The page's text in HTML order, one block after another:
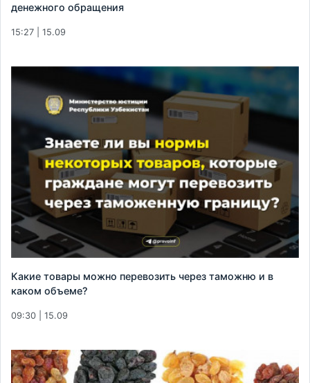
денежного обращения
15:27 | 15.09
Какие товары можно перевозить через таможню и в
каком объеме?
09:30 | 15.09